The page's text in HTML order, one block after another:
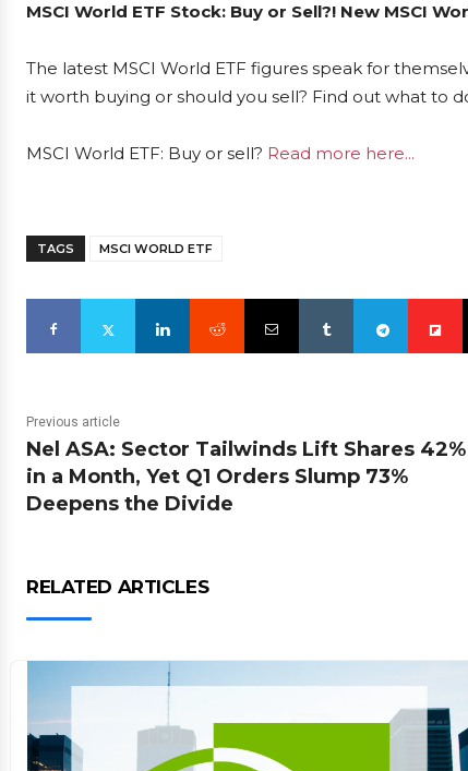
MSCI World ETF Stock: Buy or Sell?! New MSCI
The latest MSCI World ETF figures speak for
it worth buying or should you sell? Find out what to
MSCI World ETF: Buy or sell? Read more here...
TAGS MSCI WORLD ETF
Previous article
Nel ASA: Sector Tailwinds Lift Shares 42%
in a Month, Yet Q1 Orders Slump 73%
Deepens the Divide
RELATED ARTICLES